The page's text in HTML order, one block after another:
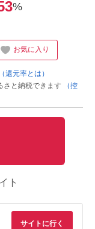
%
お気に入り
（還元率とは）
と納税できます
（控
ト
サイトに行く